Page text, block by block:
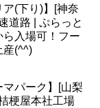
ア(下り)】[神奈
道路 | ぷらっと
入場可！フー
産(^^)
マパーク】[山梨
梗屋本社工場